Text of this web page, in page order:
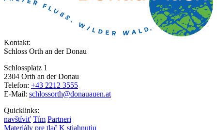
Kontakt:
Schloss Orth an der Donau
Schlossplatz 1
2304 Orth an der Donau
Telefon: +43 2212 3555
E-Mail: schlossorth@donauauen.at
Quicklinks:
navštíviť Tím Partneri
Materiály pre tlač K stiahnutiu